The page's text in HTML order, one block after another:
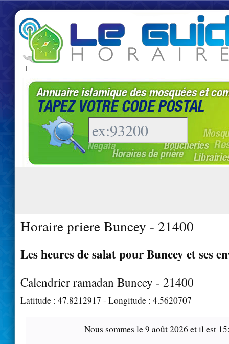
|
Horaire priere Buncey - 21400
Les heures de salat pour Buncey et ses
Calendrier ramadan Buncey - 21400
Latitude : 47.8212917 - Longitude : 4.5620707
Nous sommes le9 août 2026 et il est